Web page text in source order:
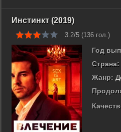
Инстинкт (2019)
3.2/5 (136 гол.)
Год
Страна:
Жанр: